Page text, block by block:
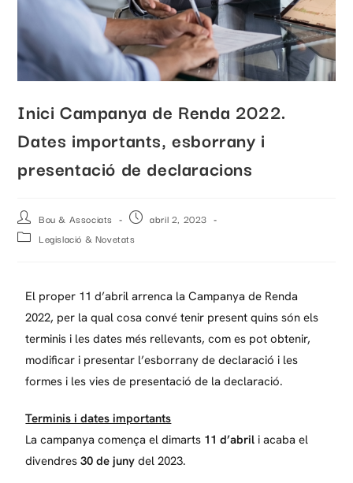
Inici Campanya de Renda 2022.
Dates importants, esborrany i
presentació de declaracions
Bou & Associats
abril 2, 2023
Legislació & Novetats
El proper 11 d’abril arrenca la Campanya de Renda
2022, per la qual cosa convé tenir present quins són els
terminis i les dates més rellevants, com es pot obtenir,
modificar i presentar l’esborrany de declaració i les
formes i les vies de presentació de la declaració.
Terminis i dates importants
La campanya comença el dimarts 11 d’abril i acaba el
divendres30 de juny del 2023.